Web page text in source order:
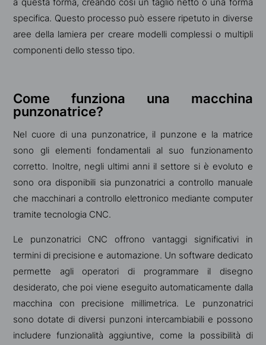
specifica. Questo processo può essere ripetuto in diverse
aree della lamiera per creare modelli complessi o multipli
componenti dello stesso tipo.
Come funziona una macchina
punzonatrice?
Nel cuore di una punzonatrice, il punzone e la matrice
sono gli elementi fondamentali al suo funzionamento
corretto. Inoltre, negli ultimi anni il settore si è evoluto e
sono ora disponibili sia punzonatrici a controllo manuale
che macchinari a controllo elettronico mediante computer
tramite tecnologia CNC.
Le punzonatrici CNC offrono vantaggi significativi in
termini di precisione e automazione. Un software dedicato
permette agli operatori di programmare il disegno
desiderato, che poi viene eseguito automaticamente dalla
macchina con precisione millimetrica. Le punzonatrici
sono dotate di diversi punzoni intercambiabili e possono
includere funzionalità aggiuntive, come la possibilità di